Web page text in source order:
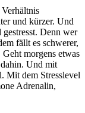
Verhältnis
und kürzer. Und
Denn wer
fällt es schwerer,
morgens etwas
Und mit
Mit dem Stresslevel
Adrenalin,